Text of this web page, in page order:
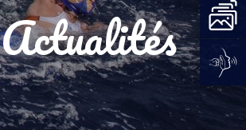
Actualités